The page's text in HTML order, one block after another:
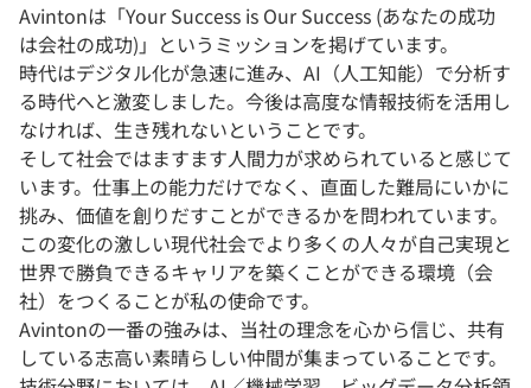
Avintonは「Your Success is Our Success (あなたの成功
は会社の成功)」というミッションを掲げています。
時代はデジタル化が急速に進み、AI（人工知能）で分析す
る時代へと激変しました。今後は高度な情報技術を活用し
なければ、生き残れないということです。
そして社会ではますます人間力が求められていると感じて
います。仕事上の能力だけでなく、直面した難局にいかに
挑み、価値を創りだすことができるかを問われています。
この変化の激しい現代社会でより多くの人々が自己実現と
世界で勝負できるキャリアを築くことができる環境（会
社）をつくることが私の使命です。
Avintonの一番の強みは、当社の理念を心から信じ、共有
している志高い素晴らしい仲間が集まっていることです。